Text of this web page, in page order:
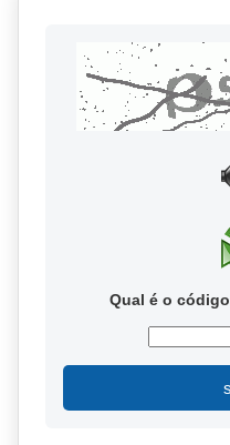
Qual é o